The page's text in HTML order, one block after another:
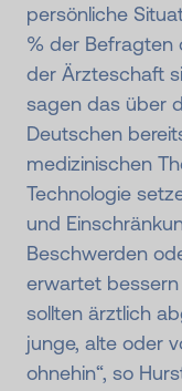
persönliche
% der Befragten
der Ärzteschaft
sagen das über
Deutschen
medizinischen
Technologie
und
Beschwerden
erwartet
sollten ärztlich
junge, alte oder
ohnehin“, so